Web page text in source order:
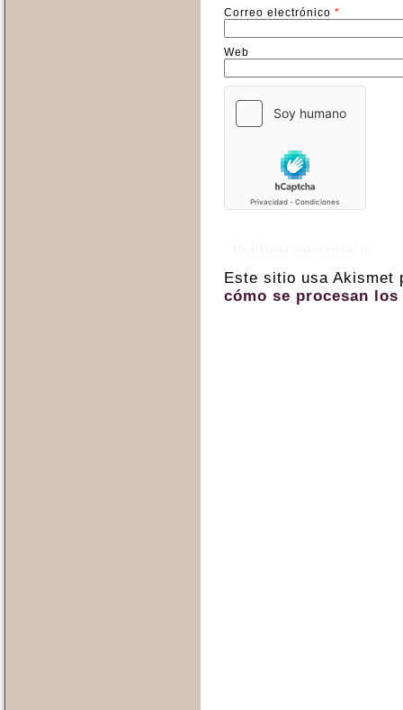
Correo electrónico *
Web
Este sitio usa
cómo se procesan